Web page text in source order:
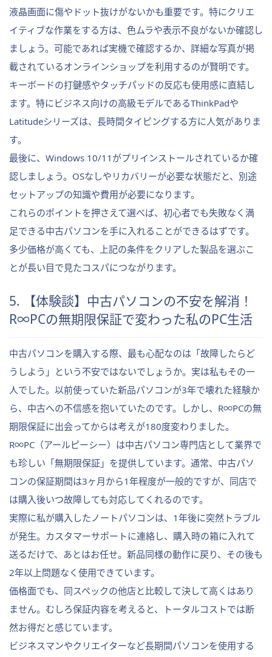
液晶画面に傷やドット抜けがないかも重要です。特にクリエ
イティブな作業をする方は、色ムラや表示不良がないか確認し
ましょう。可能であれば実機で確認するか、詳細な写真が掲
載されているオンラインショップを利用するのが賢明です。
キーボードの打鍵感やタッチパッドの反応も使用感に直結し
ます。特にビジネス向けの高級モデルであるThinkPadや
Latitudeシリーズは、長時間タイピングする方に人気がありま
す。
最後に、Windows 10/11がプリインストールされているか確
認しましょう。OSなしやリカバリーが必要な状態だと、別途
セットアップの知識や費用が必要になります。
これらのポイントを押さえて選べば、初心者でも失敗なく満
足できる中古パソコンを手に入れることができるはずです。
多少価格が高くても、上記の条件をクリアした製品を選ぶこ
とが長い目で見たコスパにつながります。
5. 【体験談】中古パソコンの不安を解消！
R∞PCの無期限保証で変わった私のPC生活
中古パソコンを購入する際、最も心配なのは「故障したらど
うしよう」という不安ではないでしょうか。実は私もその一
人でした。以前使っていた新品パソコンが3年で壊れた経験か
ら、中古への不信感を抱いていたのです。しかし、R∞PCの無
期限保証に出会ってからは考えが180度変わりました。
R∞PC（アールピーシー）は中古パソコン専門店として業界で
も珍しい「無期限保証」を提供しています。通常、中古パソ
コンの保証期間は3ヶ月から1年程度が一般的ですが、同店で
は購入後いつ故障しても対応してくれるのです。
実際に私が購入したノートパソコンは、1年後に突然トラブル
が発生。カスタマーサポートに連絡し、購入時の箱に入れて
送るだけで、あとはお任せ。新品同様の動作に戻り、その後も
2年以上問題なく使用できています。
価格面でも、同スペックの他店と比較して決して高くはあり
ません。むしろ保証内容を考えると、トータルコストでは断
然お得だと感じています。
ビジネスマンやクリエイターなど長期間パソコンを使用する